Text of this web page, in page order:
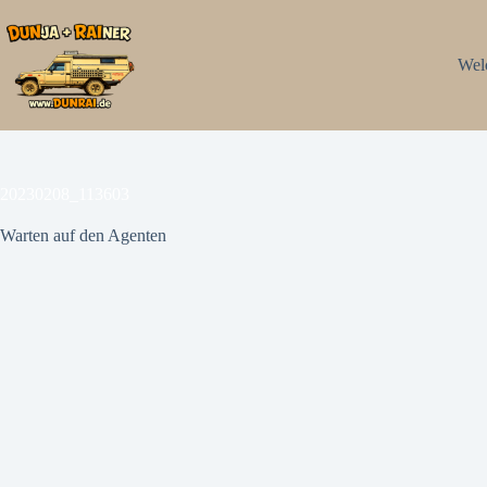
Inhalt
springen
Warten auf den Agenten